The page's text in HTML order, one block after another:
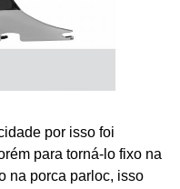
por isso foi
para torná-lo fixo na
na porca parloc, isso